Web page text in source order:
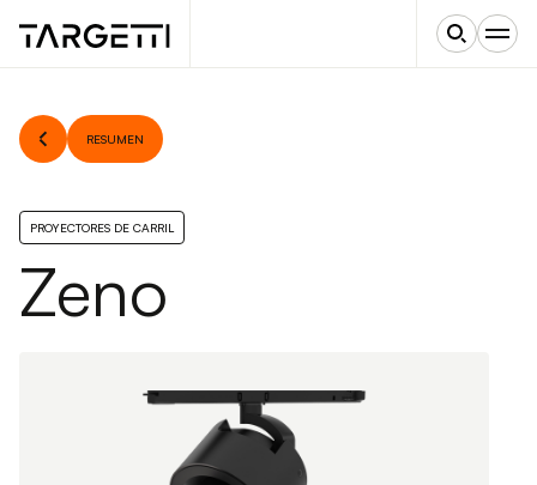
RESUMEN
PROYECTORES DE CARRIL
Zeno